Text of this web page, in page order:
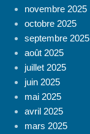
novembre 2025
octobre 2025
septembre 2025
août 2025
juillet 2025
juin 2025
mai 2025
avril 2025
mars 2025